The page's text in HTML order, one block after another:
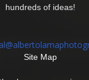
hundreds of ideas!
Site Map